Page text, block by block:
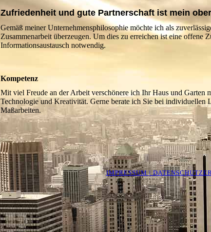
Zufriedenheit und gute Partnerschaft ist mein
Gemäß meiner Unternehmensphilosophie möchte ich als
Zusammenarbeit überzeugen. Um dies zu erreichen ist eine offene
Informationsaustausch notwendig.
Kompetenz
Mit viel Freude an der Arbeit verschönere ich Ihr Haus und Garten
Technologie und Kreativität. Gerne berate ich Sie bei individuellen
Maßarbeiten.
IMPRESSUM |